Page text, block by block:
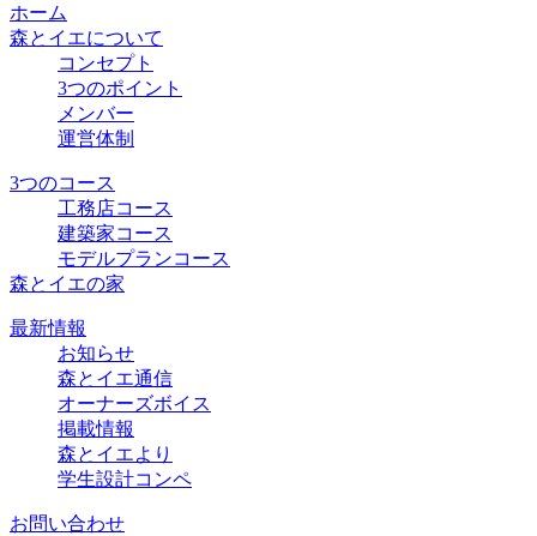
ホーム
森とイエについて
コンセプト
3つのポイント
メンバー
運営体制
3つのコース
工務店コース
建築家コース
モデルプランコース
森とイエの家
最新情報
お知らせ
森とイエ通信
オーナーズボイス
掲載情報
森とイエより
学生設計コンペ
お問い合わせ